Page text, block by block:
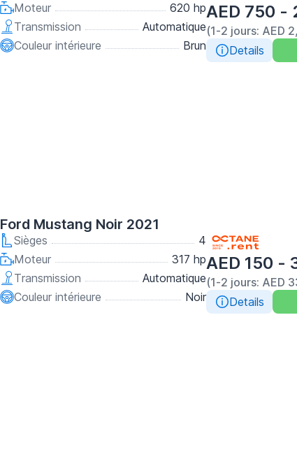
Moteur
620 hp
Transmission
Automatique
Couleur intérieure
Brun
AED 750 -
(1-2 jours: AED
Details
Ford Mustang Noir 2021
Sièges
4
Moteur
317 hp
Transmission
Automatique
Couleur intérieure
Noir
AED 150 -
(1-2 jours: AED
Details